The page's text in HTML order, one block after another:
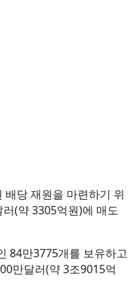
당 재원을 마련하기 위
(약 3305억원)에 매도
84만3775개를 보유하고
만달러(약 3조9015억